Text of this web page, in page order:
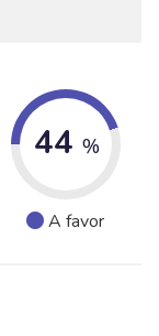
44 %
A favor